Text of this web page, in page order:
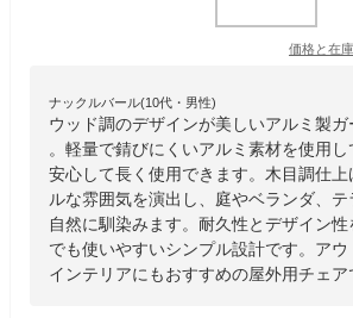
価格と在
ナックルバール(10代・男性)
ウッド調のデザインが美しいアルミ製
。軽量で錆びにくいアルミ素材を使用
安心して長く使用できます。木目調仕上
ルな雰囲気を演出し、庭やベランダ、
自然に馴染みます。耐久性とデザイン
でも使いやすいシンプル設計です。ア
インテリアにもおすすめの屋外用チェア